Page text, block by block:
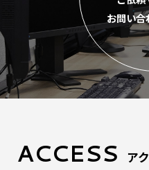
お問い
ACCESS ア